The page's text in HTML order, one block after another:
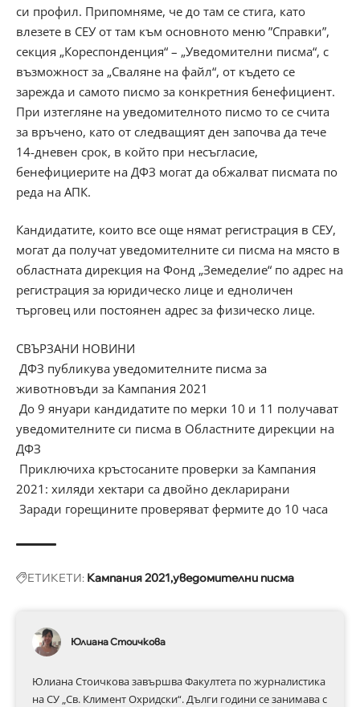
си профил. Припомняме, че до там се стига, като
влезете в СЕУ от там към основното меню ”Справки”,
секция „Кореспонденция“ – „Уведомителни писма“, с
възможност за „Сваляне на файл“, от където се
зарежда и самото писмо за конкретния бенефициент.
При изтегляне на уведомителното писмо то се счита
за връчено, като от следващият ден започва да тече
14-дневен срок, в който при несъгласие,
бенефициерите на ДФЗ могат да обжалват писмата по
реда на АПК.
Кандидатите, които все още нямат регистрация в СЕУ,
могат да получат уведомителните си писма на място в
областната дирекция на Фонд „Земеделие“ по адрес на
регистрация за юридическо лице и едноличен
търговец или постоянен адрес за физическо лице.
СВЪРЗАНИ НОВИНИ
ДФЗ публикува уведомителните писма за
животновъди за Кампания 2021
До 9 януари кандидатите по мерки 10 и 11 получават
уведомителните си писма в Областните дирекции на
ДФЗ
Приключиха кръстосаните проверки за Кампания
2021: хиляди хектари са двойно декларирани
Заради горещините проверяват фермите до 10 часа
ЕТИКЕТИ: Кампания 2021 уведомителни писма
Юлиана Стоичкова
Юлиана Стоичкова завършва Факултета по журналистика
на СУ „Св. Климент Охридски“. Дълги години се занимава с